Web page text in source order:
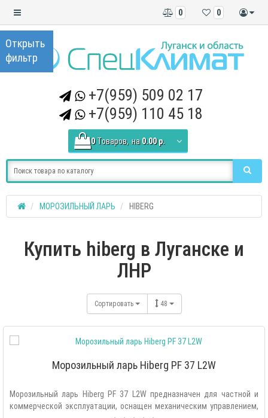
0
0
+7(959) 509 02 17
+7(959) 110 45 18
0 Tоваров, на 0.00 р.
МОРОЗИЛЬНЫЙ ЛАРЬ HIBERG
Купить hiberg в Луганске и
ЛНР
Сортировать 48
Морозильный ларь Hiberg PF 37 L2W
Морозильный ларь Hiberg PF 37 L2W предназначен для частной и
коммерческой эксплуатации, оснащен механическим управлением,